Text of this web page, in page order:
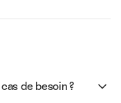
de besoin ?